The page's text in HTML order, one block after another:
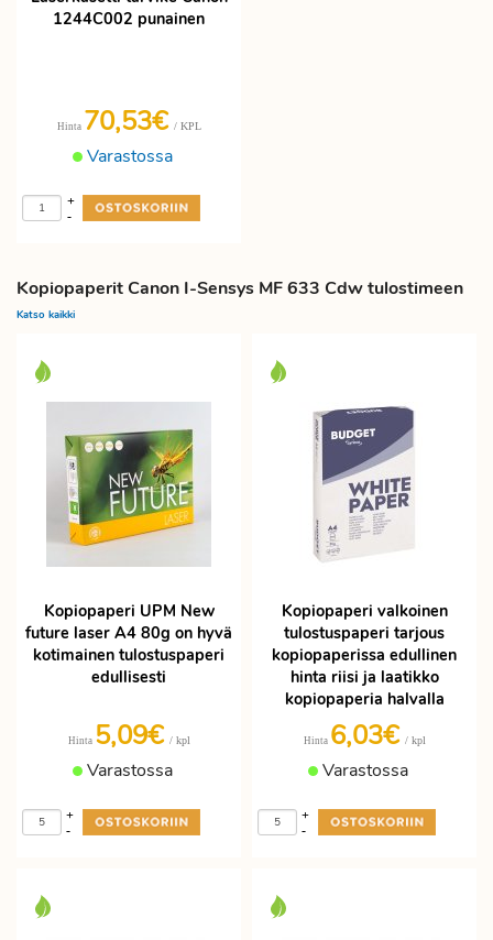
1244C002 punainen
Varastossa
Hinta 70,53€ / KPL
-
+
Kopiopaperit Canon I-Sensys MF 633 Cdw tulostimeen
Katso kaikki
Kopiopaperi UPM New
future laser A4 80g on hyvä
kotimainen tulostuspaperi
edullisesti
Hinta 5,09€ / kpl
Varastossa
-
+
Kopiopaperi valkoinen
tulostuspaperi tarjous
kopiopaperissa edullinen
hinta riisi ja laatikko
kopiopaperia halvalla
Hinta 6,03€ / kpl
Varastossa
-
+